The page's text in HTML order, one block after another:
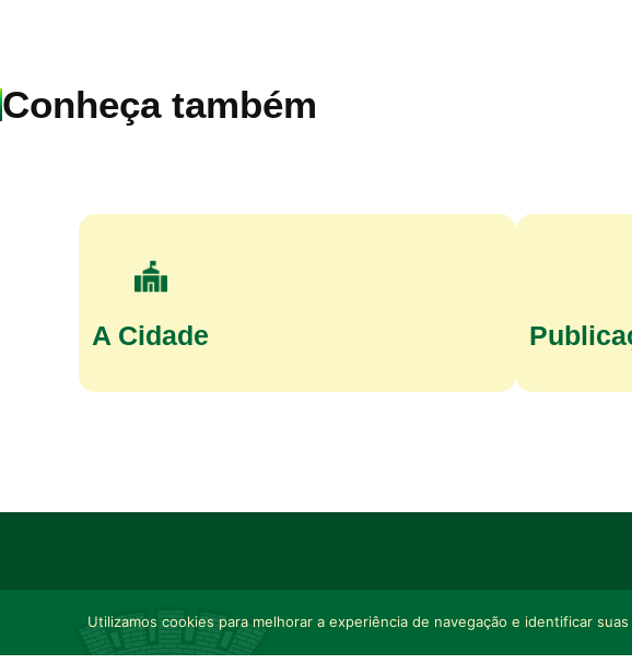
Conheça também
A Cidade
Utilizamos cookies para melhorar a experiência de navegação e identificar